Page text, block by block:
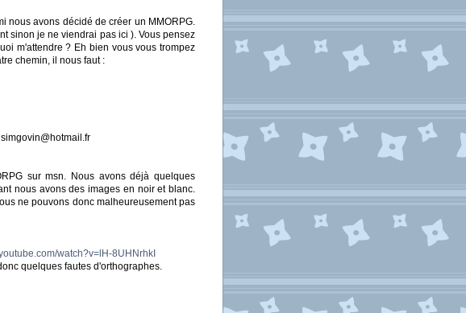
nous avons décidé de créer un MMORPG.
sinon je ne viendrai pas ici ). Vous pensez
m'attendre ? Eh bien vous vous trompez
chemin, il nous faut :
sur msn. Nous avons déjà quelques
nous avons des images en noir et blanc.
ne pouvons donc malheureusement pas
watch?v=lH-8UHNrhkI
quelques fautes d'orthographes.